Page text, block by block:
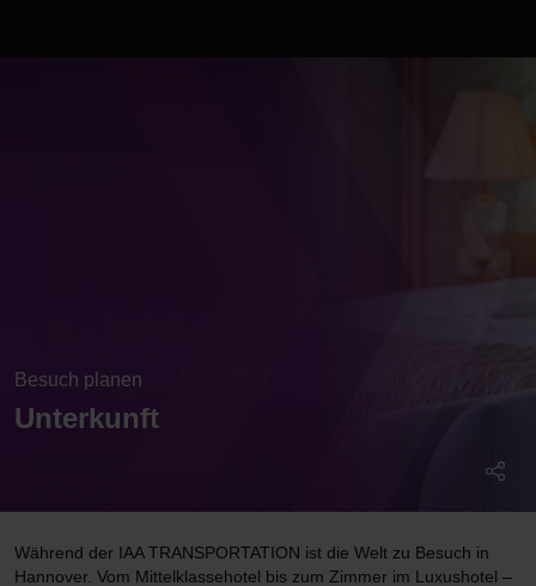
Besuch planen
Unterkunft
Während der IAA TRANSPORTATION ist die Welt zu Besuch in
Hannover. Vom Mittelklassehotel bis zum Zimmer im Luxushotel –